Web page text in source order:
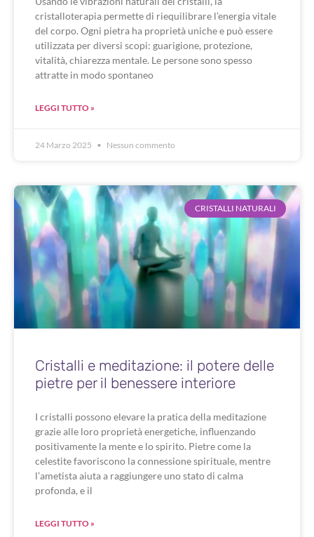
cristalloterapia permette di riequilibrare l’energia vitale
del corpo. Ogni pietra ha proprietà uniche e può essere
utilizzata per diversi scopi: guarigione, protezione,
vitalità, chiarezza mentale. Le persone sono spesso
attratte in modo spontaneo
LEGGI TUTTO »
24 Marzo 2025 Nessun commento
CRISTALLI NATURALI
Cristalli e meditazione: il potere delle
pietre per il benessere interiore
I cristalli possono elevare la pratica della meditazione
grazie alle loro proprietà energetiche, influenzando
positivamente la mente e lo spirito. Pietre come la
celestite favoriscono la connessione spirituale, mentre
l’ametista aiuta a raggiungere uno stato di calma
profonda, e il
LEGGI TUTTO »